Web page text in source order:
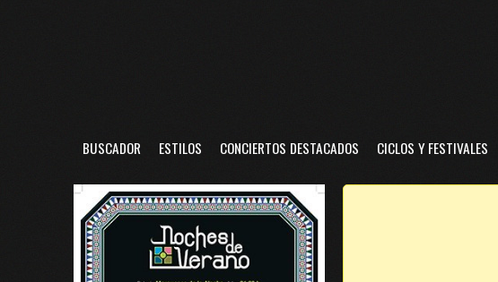
BUSCADOR ESTILOS CONCIERTOS DESTACADOS CICLOS Y FESTIVALES